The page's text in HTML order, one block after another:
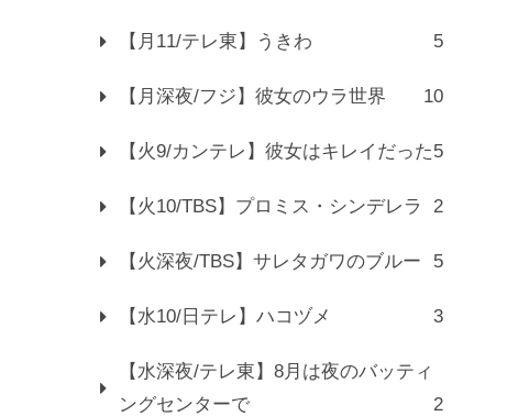
【月11/テレ東】うきわ 5
【月深夜/フジ】彼女のウラ世界 10
【火9/カンテレ】彼女はキレイだった5
【火10/TBS】プロミス・シンデレラ 2
【火深夜/TBS】サレタガワのブルー 5
【水10/日テレ】ハコヅメ 3
【水深夜/テレ東】8月は夜のバッティ
ングセンターで
2